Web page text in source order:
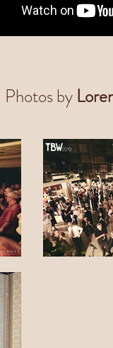
Photos by